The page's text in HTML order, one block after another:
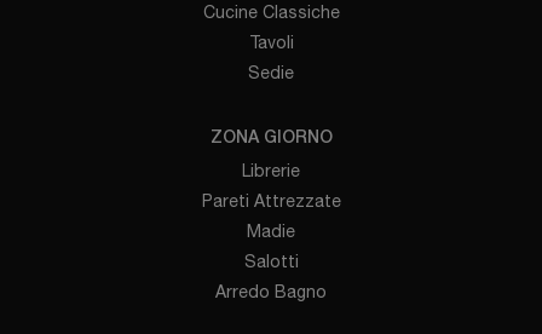
Cucine Classiche
Tavoli
Sedie
ZONA GIORNO
Librerie
Pareti Attrezzate
Madie
Salotti
Arredo Bagno